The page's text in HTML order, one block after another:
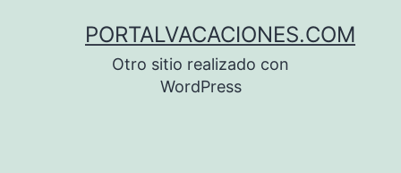
PORTALVACACIONES.COM
Otro sitio realizado con
WordPress